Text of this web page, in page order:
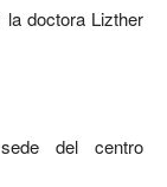
doctora Lizther
del centro